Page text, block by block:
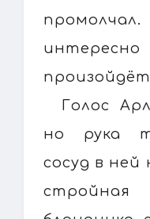
Голос
но рука
сосуд в ней